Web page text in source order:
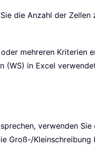
die Anzahl der
mehreren Kriterien
(WS) in Excel
verwenden
Groß-/